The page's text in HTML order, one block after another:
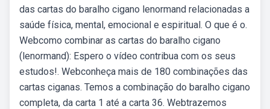
das cartas do baralho cigano lenormand relacionadas a
saúde física, mental, emocional e espiritual. O que é o.
Webcomo combinar as cartas do baralho cigano
(lenormand): Espero o vídeo contribua com os seus
estudos!. Webconheça mais de 180 combinações das
cartas ciganas. Temos a combinação do baralho cigano
completa, da carta 1 até a carta 36. Webtrazemos